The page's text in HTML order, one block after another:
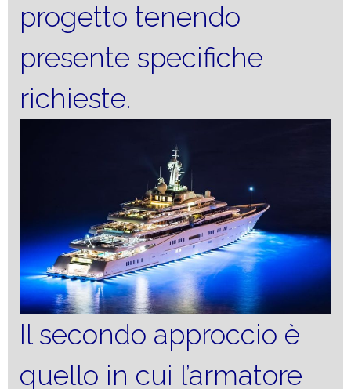
progetto tenendo
presente specifiche
richieste.
Il secondo approccio è
quello in cui l’armatore